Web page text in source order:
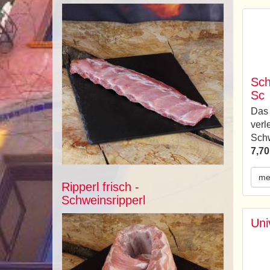
Ripperl frisch -
Schweinsripperl
Sc